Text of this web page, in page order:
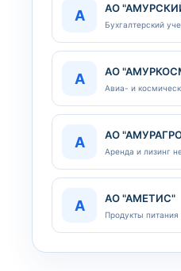
А АО
Бухгалтерский
А АО
Авиа- и
А АО
Аренда и лизинг
А АО "АМЕТИС"
Продукты